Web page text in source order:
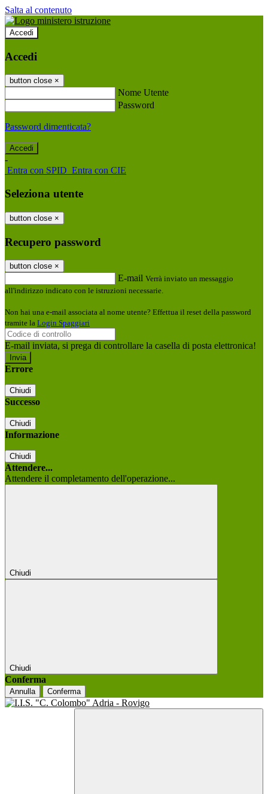
Salta al contenuto
Accedi
Accedi
button close ×
Nome Utente
Password
Password dimenticata?
-
Entra con SPID Entra con CIE
Seleziona utente
button close ×
Recupero password
button close ×
E-mail Verrà inviato un messaggio
all'indirizzo indicato con le istruzioni necessarie.
Non hai una e-mail associata al nome utente? Effettua il reset della password
tramite la Login Spaggiari
E-mail inviata, si prega di controllare la casella di posta elettronica!
Errore
Chiudi
Successo
Chiudi
Informazione
Chiudi
Attendere...
Attendere il completamento dell'operazione...
Chiudi
Chiudi
Conferma
Annulla Conferma